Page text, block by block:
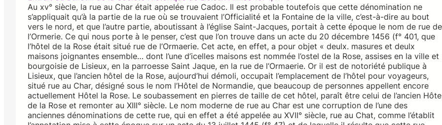
Au xv° siècle, la rue au Char était appelée rue Cadoc. Il est probable toutefois que cette dénomination ne
s’appliquait qu’à la partie de la rue où se trouvaient l’Officialité et la Fontaine de la ville, c’est-à-dire au bout
vers le nord, et que l’autre partie, aboutissant à l’église Saint-Jacques, portait à cette époque le nom de rue de
l’Ormerie. Ce qui nous porte à le penser, c’est que l’on trouve dans un acte du 20 décembre 1456 (f° 401, que
l’hôtel de la Rose était situé rue de l’Ormaerie. Cet acte, en effet, a pour objet « deulx. masures et deulx
maisons joignantes ensemble… dont l’une d’icelles maisons est nommée l’ostel de la Rose, assises en la ville et
bourgoisie de Lisieux, en la parroesse Saint Jaque, en la rue de l’Ormaerie. Or il est de notoriété publique à
Lisieux, que l’ancien hôtel de la Rose, aujourd’hui démoli, occupait l’emplacement de l’hôtel pour voyageurs,
situé rue au Char, désigné sous le nom l’Hôtel de Normandie, que beaucoup de personnes appellent encore
actuellement Hôtel la Rose. Le soubassement en pierres de taille de cet hôtel, paraît être celui de l’ancien
de la Rose et remonter au XIII° siècle. Le nom moderne de rue au Char est une corruption de l’une des
anciennes dénominations de cette rue, qui en effet a été appelée au XVII° siècle, rue au Chat, comme l’établit